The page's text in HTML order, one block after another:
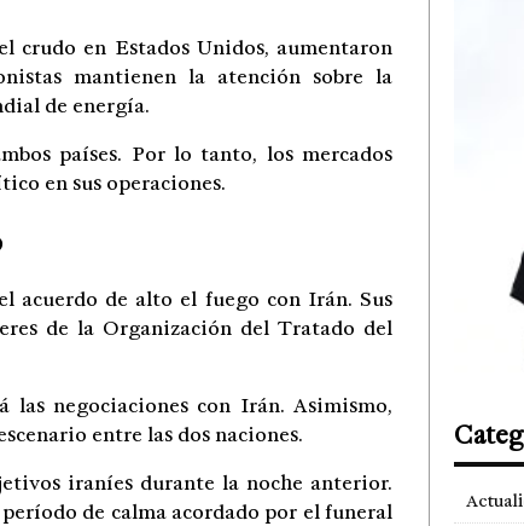
crudo en Estados Unidos, aumentaron
mantienen la atención sobre la
de energía.
países. Por lo tanto, los mercados
en sus operaciones.
acuerdo de alto el fuego con Irán. Sus
de la Organización del Tratado del
negociaciones con Irán. Asimismo,
entre las dos naciones.
iraníes durante la noche anterior.
de calma acordado por el funeral